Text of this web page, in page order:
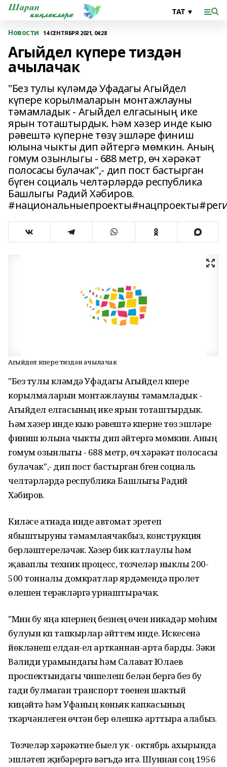
Новости 14 СЕНТЯБРЯ 2021, 04:28
Агыйдел күпере тиздән
ачылачак
"Без тулы күләмдә Уфадагы Агыйдел
күпере корылмаларын монтажлауны
тәмамладык - Агыйдел елгасының ике
ярын тоташтырдык. Һәм хәзер инде кыю
рәвештә күперне төзү эшләре финиш
юлына чыкты дип әйтергә мөмкин. Аның
гомум озынлыгы - 688 метр, өч хәрәкәт
полосасы булачак",- дип пост бастырган
бүген социаль челтәрләрдә республика
Башлыгы Радий Хәбиров.
Агыйдел күпере тиздән ачылачак
"Без тулы күләмдә Уфадагы Агыйдел күпере
корылмаларын монтажлауны тәмамладык -
Агыйдел елгасының ике ярын тоташтырдык.
Һәм хәзер инде кыю рәвештә күперне төзү эшләре
финиш юлына чыкты дип әйтергә мөмкин. Аның
гомум озынлыгы - 688 метр, өч хәрәкәт полосасы
булачак",- дип пост бастырган бүген социаль
челтәрләрдә республика Башлыгы Радий
Хәбиров.
Киләсе атнада инде автомат эретеп
ябыштыруны тәмамлаячакбыз, конструкция
берләштереләчәк. Хәзер бик катлаулы һәм
җаваплы техник процесс, төзүчеләр ныклы 200-
500 тонналы домкратлар ярдәмендә пролет
өлешен терәкләргә урнаштырачак.
"Мин бу яңа күпернең безнең өчен никадәр мөһим
булуын күп тапкырлар әйттем инде. Искесенә
йөкләнеш елдан-ел артканнан-арта барды. Зәки
Вәлиди урамындагы һәм Салават Юлаев
проспектындагы чишелеш белән бергә без бу
гади булмаган транспорт төенен шактый
киңәйтә һәм Уфаның көньяк капкасының
үткәрүчәнлеген өчтән бер өлешкә арттыра алабыз.
Төзүчеләр хәрәкәтне быел ук - октябрь ахырында
эшләтеп җибәрергә вәгъдә итә. Шуннан соң 1956